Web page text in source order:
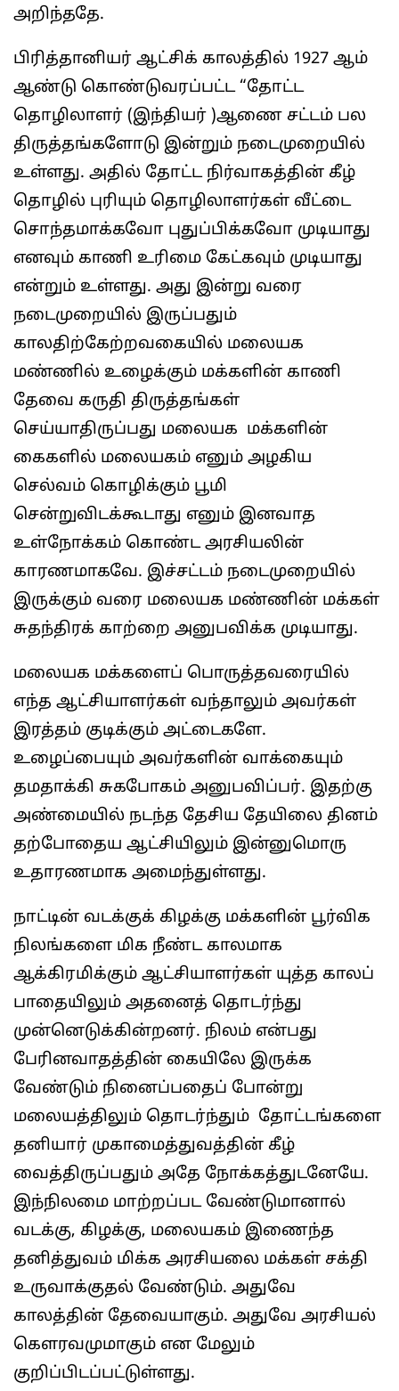
அறிந்ததே.
பிரித்தானியர் ஆட்சிக் காலத்தில் 1927 ஆம்
ஆண்டு கொண்டுவரப்பட்ட “தோட்ட
தொழிலாளர் (இந்தியர் )ஆணை சட்டம் பல
திருத்தங்களோடு இன்றும் நடைமுறையில்
உள்ளது. அதில் தோட்ட நிர்வாகத்தின் கீழ்
தொழில் புரியும் தொழிலாளர்கள் வீட்டை
சொந்தமாக்கவோ புதுப்பிக்கவோ முடியாது
எனவும் காணி உரிமை கேட்கவும் முடியாது
என்றும் உள்ளது. அது இன்று வரை
நடைமுறையில் இருப்பதும்
காலதிற்கேற்றவகையில் மலையக
மண்ணில் உழைக்கும் மக்களின் காணி
தேவை கருதி திருத்தங்கள்
செய்யாதிருப்பது மலையக மக்களின்
கைகளில் மலையகம் எனும் அழகிய
செல்வம் கொழிக்கும் பூமி
சென்றுவிடக்கூடாது எனும் இனவாத
உள்நோக்கம் கொண்ட அரசியலின்
காரணமாகவே. இச்சட்டம் நடைமுறையில்
இருக்கும் வரை மலையக மண்ணின் மக்கள்
சுதந்திரக் காற்றை அனுபவிக்க முடியாது.
மலையக மக்களைப் பொருத்தவரையில்
எந்த ஆட்சியாளர்கள் வந்தாலும் அவர்கள்
இரத்தம் குடிக்கும் அட்டைகளே.
உழைப்பையும் அவர்களின் வாக்கையும்
தமதாக்கி சுகபோகம் அனுபவிப்பர். இதற்கு
அண்மையில் நடந்த தேசிய தேயிலை தினம்
தற்போதைய ஆட்சியிலும் இன்னுமொரு
உதாரணமாக அமைந்துள்ளது.
நாட்டின் வடக்குக் கிழக்கு மக்களின் பூர்விக
நிலங்களை மிக நீண்ட காலமாக
ஆக்கிரமிக்கும் ஆட்சியாளர்கள் யுத்த காலப்
பாதையிலும் அதனைத் தொடர்ந்து
முன்னெடுக்கின்றனர். நிலம் என்பது
பேரினவாதத்தின் கையிலே இருக்க
வேண்டும் நினைப்பதைப் போன்று
மலையத்திலும் தொடர்ந்தும் தோட்டங்களை
தனியார் முகாமைத்துவத்தின் கீழ்
வைத்திருப்பதும் அதே நோக்கத்துடனேயே.
இந்நிலமை மாற்றப்பட வேண்டுமானால்
வடக்கு, கிழக்கு, மலையகம் இணைந்த
தனித்துவம் மிக்க அரசியலை மக்கள் சக்தி
உருவாக்குதல் வேண்டும். அதுவே
காலத்தின் தேவையாகும். அதுவே அரசியல்
கௌரவமுமாகும் என மேலும்
குறிப்பிடப்பட்டுள்ளது.